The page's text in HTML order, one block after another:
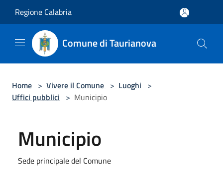
Regione Calabria
Comune di Taurianova
Home > Vivere il Comune > Luoghi >
Uffici pubblici > Municipio
Municipio
Sede principale del Comune